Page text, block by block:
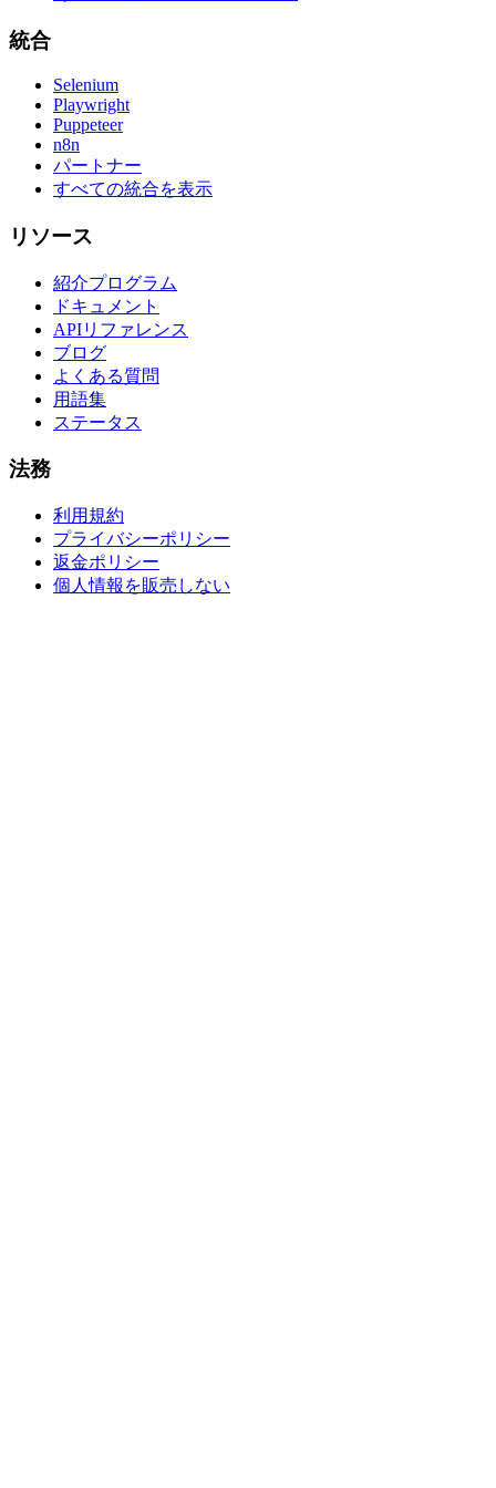
統合
Selenium
Playwright
Puppeteer
n8n
パートナー
すべての統合を表示
リソース
紹介プログラム
ドキュメント
APIリファレンス
ブログ
よくある質問
用語集
ステータス
法務
利用規約
プライバシーポリシー
返金ポリシー
個人情報を販売しない